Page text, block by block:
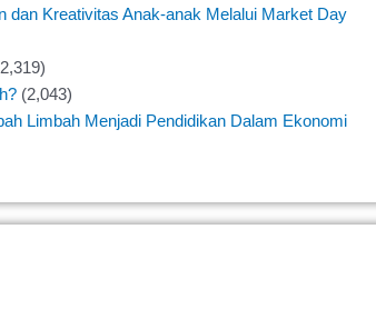
dan Kreativitas Anak-anak Melalui Market Day
(2,043)
Limbah Menjadi Pendidikan Dalam Ekonomi